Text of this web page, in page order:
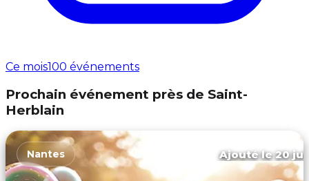
Ce mois100 événements
Prochain événement près de Saint-
Herblain
Nantes Ajouté le 20